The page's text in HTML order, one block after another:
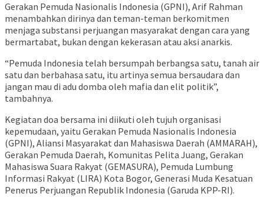
Gerakan Pemuda Nasionalis Indonesia (GPNI), Arif Rahman
menambahkan dirinya dan teman-teman berkomitmen
menjaga substansi perjuangan masyarakat dengan cara yang
bermartabat, bukan dengan kekerasan atau aksi anarkis.
“Pemuda Indonesia telah bersumpah berbangsa satu, tanah air
satu dan berbahasa satu, itu artinya semua bersaudara dan
jangan mau di adu domba oleh mafia dan elit politik”,
tambahnya.
Kegiatan doa bersama ini diikuti oleh tujuh organisasi
kepemudaan, yaitu Gerakan Pemuda Nasionalis Indonesia
(GPNI), Aliansi Masyarakat dan Mahasiswa Daerah (AMMARAH),
Gerakan Pemuda Daerah, Komunitas Pelita Juang, Gerakan
Mahasiswa Suara Rakyat (GEMASURA), Pemuda Lumbung
Informasi Rakyat (LIRA) Kota Bogor, Generasi Muda Kesatuan
Penerus Perjuangan Republik Indonesia (Garuda KPP-RI).